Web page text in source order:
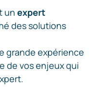
un expert
des solutions
grande expérience
de vos enjeux qui